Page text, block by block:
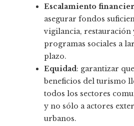
Escalamiento
asegurar fondos
vigilancia, restauración
programas sociales a
plazo.
Equidad: garantizar
beneficios del turismo
todos los sectores
y no sólo a actores
urbanos.